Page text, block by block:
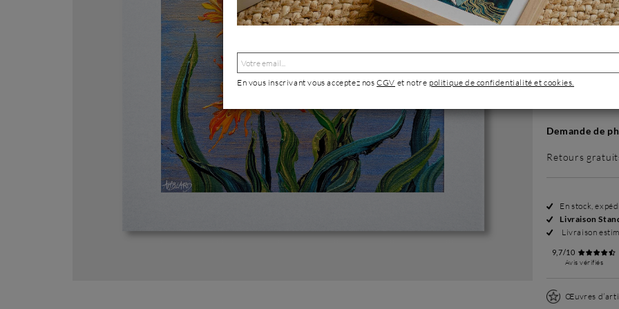
299 €
Demande de
Retours
En stock,
Livraison
Livraison
9,7/10
Avis vérifiés
Œuvres
En vous inscrivant vous acceptez nosCGV et notre politique de confidentialité et cookies.